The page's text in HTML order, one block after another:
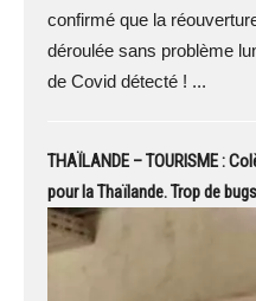
confirmé que la
déroulée sans problème
de Covid détecté ! ...
THAÏLANDE – TOURISME :
pour la Thaïlande. Trop de